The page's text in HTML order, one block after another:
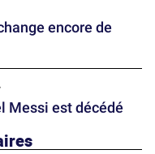
encore de
Messi est décédé